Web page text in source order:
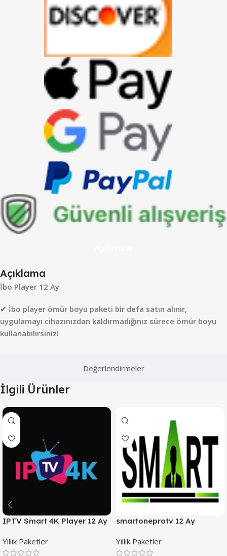
Değerlendirmeler
Açıklama
İbo Player 12 Ay
✔ İbo player ömür boyu paketi bir defa satın alınır,
uygulamayı cihazınızdan kaldırmadığınız sürece ömür boyu
kullanabilirsiniz!
İlgili Ürünler
IPTV Smart 4K Player 12 Ay
Yıllık Paketler
smartoneprotv 12 Ay
Yıllık Paketler